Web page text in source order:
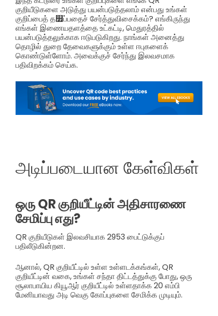
குறியீடுகளை அடுத்து பயன்படுத்தலாம் என்பது உங்கள்
குறிப்பைத் த௿ப்பதைச் சேர்த்துவிசைக்கம்? எங்கிருந்து
எங்கள் இணையதளத்தை உட்கட்டி, மெதுரத்தில்
பயன்படுத்தலுக்காக ஈடுபடுகிறது. நாங்கள் அனைத்து
தொழில் துறை தேவைகளுக்கும் உள்ள ஈபுகளைக்
கொண்டுள்ளோம். அவைக்குச் சேர்ந்து இலவசமாக
பதிவிறக்கம் செய்க.
அடிப்படையான கேள்விகள்
ஒரு QR குறியீட்டின் அதிசாரணை
சேமிப்பு எது?
QR குறியீடுகள் இலவசியாக 2953 பைட்டுக்குப்
பதிலீடுகின்றன.
ஆனால், QR குறியீட்டில் உள்ள உள்ளடக்கங்கள், QR
குறியீட்டின் வகை, உங்கள் சந்தா திட்டத்துக்கு போது, ஒரு
சூலாபாயிய கியூஆர் குறியீட்டில் உள்ளதாக்க 20 எம்பி
மேனியாவது அடி வெகு கோப்புகளை சேமிக்க முடியும்.